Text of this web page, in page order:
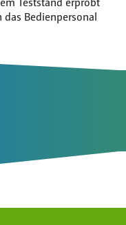
Bedienpersonal